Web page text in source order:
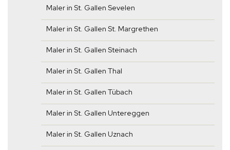
Maler in St. Gallen Sevelen
Maler in St. Gallen St. Margrethen
Maler in St. Gallen Steinach
Maler in St. Gallen Thal
Maler in St. Gallen Tübach
Maler in St. Gallen Untereggen
Maler in St. Gallen Uznach